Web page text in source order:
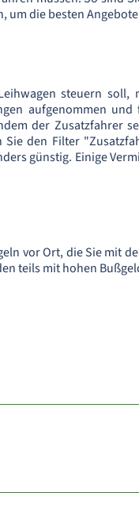
um die besten
steuern soll,
aufgenommen und
der Zusatzfahrer
den Filter
günstig. Einige
vor Ort, die Sie mit
teils mit hohen